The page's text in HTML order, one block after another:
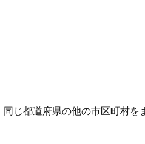
じ都道府県の他の市区町村を